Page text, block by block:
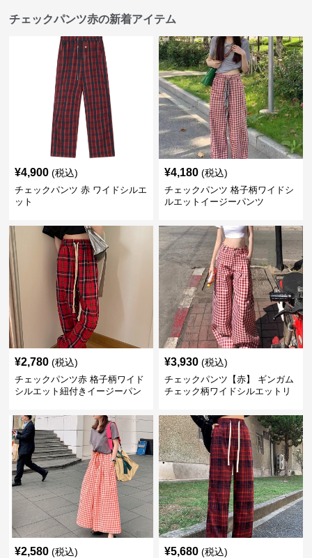
チェックパンツ赤の新着アイテム
¥4,900 (税込)
チェックパンツ 赤 ワイドシルエ
ット
¥4,180 (税込)
チェックパンツ 格子柄ワイドシ
ルエットイージーパンツ
¥2,780 (税込)
チェックパンツ赤 格子柄ワイド
シルエット紐付きイージーパン
¥3,930 (税込)
チェックパンツ【赤】 ギンガム
チェック柄ワイドシルエットリ
¥2,580 (税込) ¥5,680 (税込)